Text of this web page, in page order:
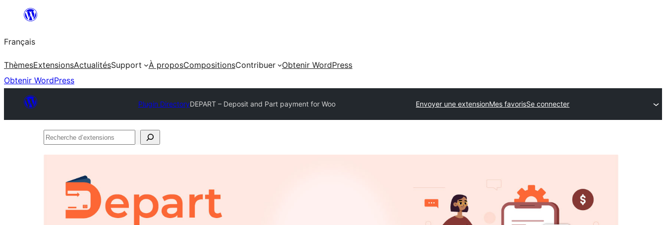
contenu
Français
ThèmesExtensionsActualitésSupport À proposCompositionsContribuer
Obtenir WordPress
Obtenir WordPress
Plugin DirectoryDEPART – Deposit and Part payment for Woo Envoyer une extensionMes favorisSe connecter
Recherche